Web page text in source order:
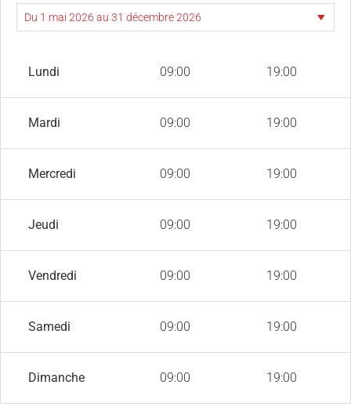
Lundi 09:00 19:00
Mardi 09:00 19:00
Mercredi 09:00 19:00
Jeudi 09:00 19:00
Vendredi 09:00 19:00
Samedi 09:00 19:00
Dimanche 09:00 19:00